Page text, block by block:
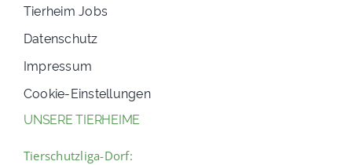
Tierheim Jobs
Datenschutz
Impressum
Cookie-Einstellungen
UNSERE TIERHEIME
Tierschutzliga-Dorf: